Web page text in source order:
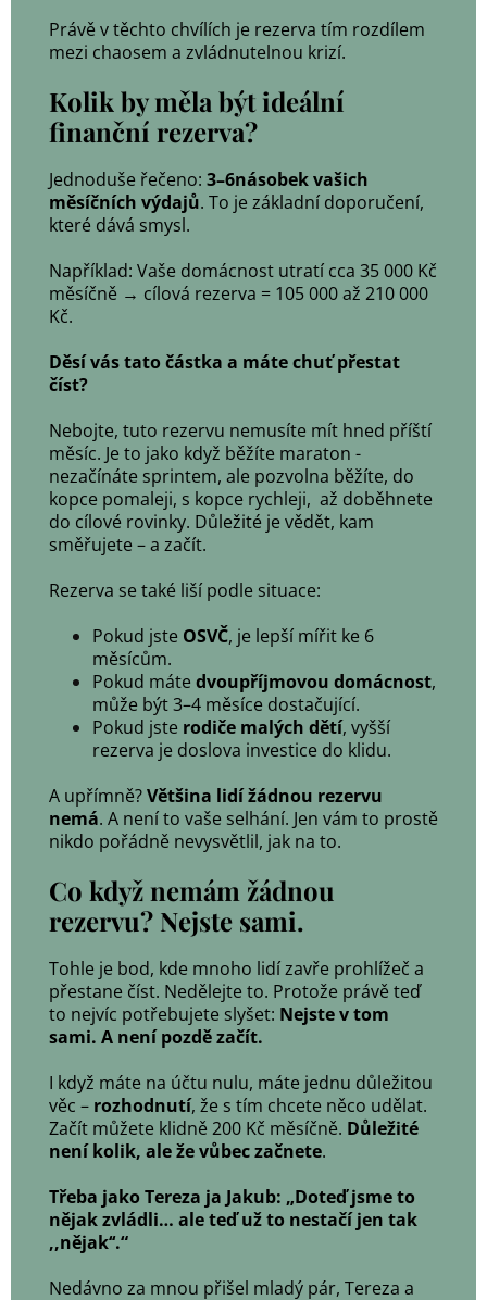
Právě v těchto chvílích je rezerva tím rozdílem
mezi chaosem a zvládnutelnou krizí.
Kolik by měla být ideální
finanční rezerva?
Jednoduše řečeno: 3–6násobek vašich
měsíčních výdajů. To je základní doporučení,
které dává smysl.
Například: Vaše domácnost utratí cca 35 000 Kč
měsíčně → cílová rezerva = 105 000 až 210 000
Kč.
Děsí vás tato částka a máte chuť přestat
číst?
Nebojte, tuto rezervu nemusíte mít hned příští
měsíc. Je to jako když běžíte maraton -
nezačínáte sprintem, ale pozvolna běžíte, do
kopce pomaleji, s kopce rychleji, až doběhnete
do cílové rovinky. Důležité je vědět, kam
směřujete – a začít.
Rezerva se také liší podle situace:
Pokud jste OSVČ, je lepší mířit ke 6
měsícům.
Pokud mátedvoupříjmovou domácnost,
může být 3–4 měsíce dostačující.
Pokud jste rodiče malých dětí, vyšší
rezerva je doslova investice do klidu.
A upřímně?Většina lidí žádnou rezervu
nemá. A není to vaše selhání. Jen vám to prostě
nikdo pořádně nevysvětlil, jak na to.
Co když nemám žádnou
rezervu? Nejste sami.
Tohle je bod, kde mnoho lidí zavře prohlížeč a
přestane číst. Nedělejte to. Protože právě teď
to nejvíc potřebujete slyšet: Nejste v tom
sami. A není pozdě začít.
I když máte na účtu nulu, máte jednu důležitou
věc – rozhodnutí, že s tím chcete něco udělat.
Začít můžete klidně 200 Kč měsíčně. Důležité
není kolik, ale že vůbec začnete.
Třeba jako Tereza ja Jakub: „Doteď jsme to
nějak zvládli… ale teď už to nestačí jen tak
‚‚nějak‘‘.“
Nedávno za mnou přišel mladý pár, Tereza a